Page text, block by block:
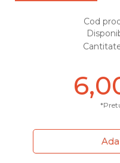
Cod